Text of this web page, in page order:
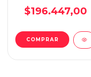
$196.447,00
COMPRAR